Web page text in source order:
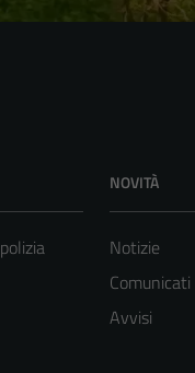
NOVITÀ
Notizie
Comunicati
Avvisi